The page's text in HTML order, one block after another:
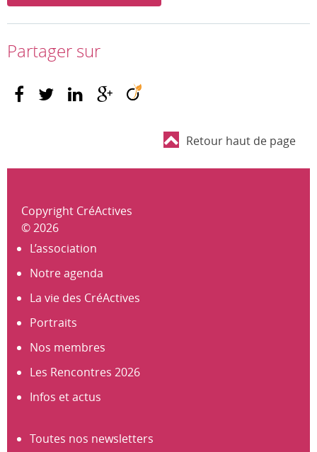
Partager sur
Retour haut de page
Copyright CréActives
© 2026
L’association
Notre agenda
La vie des CréActives
Portraits
Nos membres
Les Rencontres 2026
Infos et actus
Toutes nos newsletters